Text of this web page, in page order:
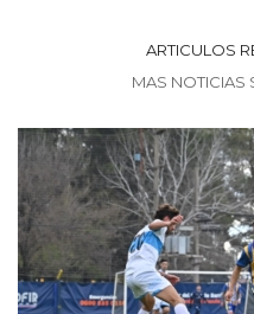
ARTICULOS
MAS NOTICIAS